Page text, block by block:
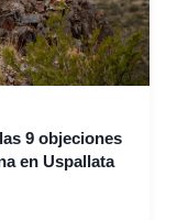
9 objeciones
en Uspallata